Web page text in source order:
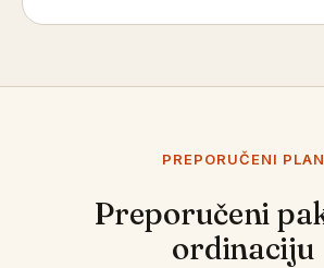
PREPORUČENI PLAN
Preporučeni
ordinaciju